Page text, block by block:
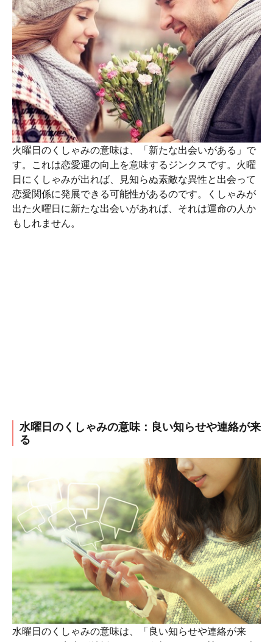
火曜日のくしゃみの意味は、「新たな出会いがある」で
す。これは恋愛運の向上を意味するジンクスです。火曜
日にくしゃみが出れば、見知らぬ素敵な異性と出会って
恋愛関係に発展できる可能性があるのです。くしゃみが
出た火曜日に新たな出会いがあれば、それは運命の人か
もしれません。
水曜日のくしゃみの意味：良い知らせや連絡が来
る
水曜日のくしゃみの意味は、「良い知らせや連絡が来